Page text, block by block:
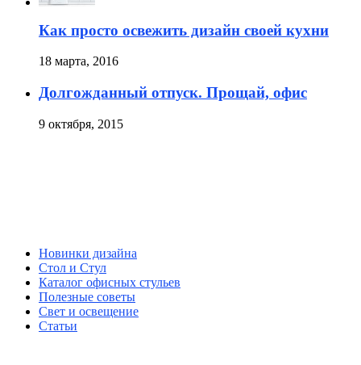
Как просто освежить дизайн своей кухни
18 марта, 2016
Долгожданный отпуск. Прощай, офис
9 октября, 2015
Новинки дизайна
Стол и Стул
Каталог офисных стульев
Полезные советы
Свет и освещение
Статьи